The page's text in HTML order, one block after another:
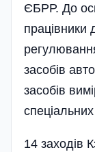
ЄБРР. До
працівники
засобів
засобів
14 заходів